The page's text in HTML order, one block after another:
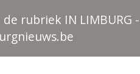
rubriek IN